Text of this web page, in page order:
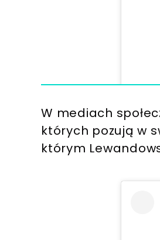
W mediach
których pozują w
którym